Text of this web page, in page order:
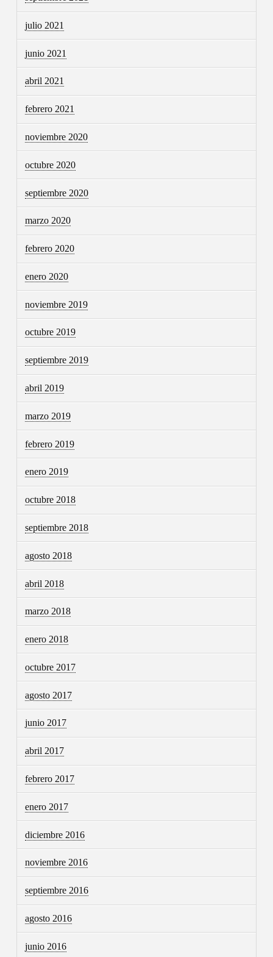
julio 2021
junio 2021
abril 2021
febrero 2021
noviembre 2020
octubre 2020
septiembre 2020
marzo 2020
febrero 2020
enero 2020
noviembre 2019
octubre 2019
septiembre 2019
abril 2019
marzo 2019
febrero 2019
enero 2019
octubre 2018
septiembre 2018
agosto 2018
abril 2018
marzo 2018
enero 2018
octubre 2017
agosto 2017
junio 2017
abril 2017
febrero 2017
enero 2017
diciembre 2016
noviembre 2016
septiembre 2016
agosto 2016
junio 2016